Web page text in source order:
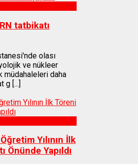
tatbikatı
olası
ve nükleer
müdahaleleri daha
g [...]
Yılının İlk
Önünde Yapıldı